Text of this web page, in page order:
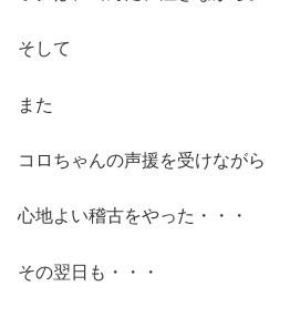
そして
また
コロちゃんの声援を受けながら
心地よい稽古をやった・・・
その翌日も・・・